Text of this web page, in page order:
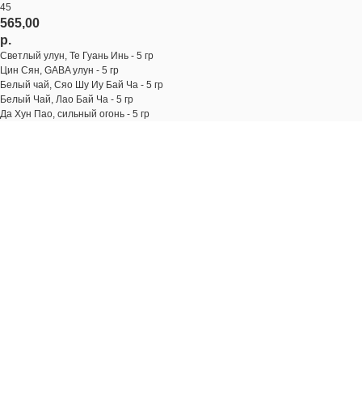
45
565,00
р.
Светлый улун, Те Гуань Инь - 5 гр
Цин Сян, GABA улун - 5 гр
Белый чай, Сяо Шу Иу Бай Ча - 5 гр
Белый Чай, Лао Бай Ча - 5 гр
Да Хун Пао, сильный огонь - 5 гр